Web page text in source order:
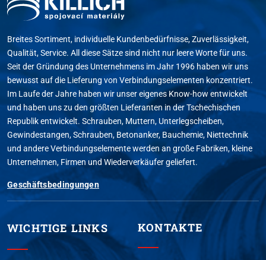
Breites Sortiment, individuelle Kundenbedürfnisse, Zuverlässigkeit,
Qualität, Service. All diese Sätze sind nicht nur leere Worte für uns.
Seit der Gründung des Unternehmens im Jahr 1996 haben wir uns
bewusst auf die Lieferung von Verbindungselementen konzentriert.
Im Laufe der Jahre haben wir unser eigenes Know-how entwickelt
und haben uns zu den größten Lieferanten in der Tschechischen
Republik entwickelt. Schrauben, Muttern, Unterlegscheiben,
Gewindestangen, Schrauben, Betonanker, Bauchemie, Niettechnik
und andere Verbindungselemente werden an große Fabriken, kleine
Unternehmen, Firmen und Wiederverkäufer geliefert.
Geschäftsbedingungen
WICHTIGE LINKS KONTAKTE